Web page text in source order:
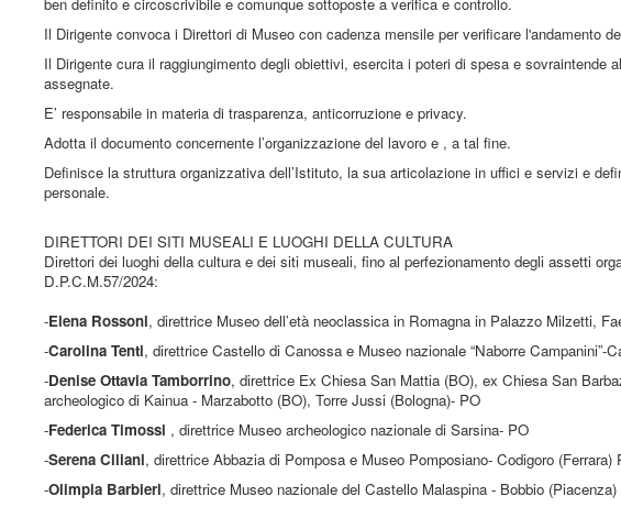
Il Dirigente convoca i Direttori di Museo con cadenza mensile per verificare l'andamento
Il Dirigente cura il raggiungimento degli obiettivi, esercita i poteri di spesa e sovraintende
assegnate.
E’ responsabile in materia di trasparenza, anticorruzione e privacy.
Adotta il documento concernente l’organizzazione del lavoro e , a tal fine.
Definisce la struttura organizzativa dell’Istituto, la sua articolazione in uffici e servizi e
personale.
DIRETTORI DEI SITI MUSEALI E LUOGHI DELLA CULTURA
Direttori dei luoghi della cultura e dei siti museali, fino al perfezionamento degli assetti
D.P.C.M.57/2024:
-Elena Rossoni, direttrice Museo dell’età neoclassica in Romagna in Palazzo Milzetti,
-Carolina Tenti, direttrice Castello di Canossa e Museo nazionale “Naborre Campanini”-
-Denise Ottavia Tamborrino, direttrice Ex Chiesa San Mattia (BO), ex Chiesa San
archeologico di Kainua - Marzabotto (BO), Torre Jussi (Bologna)- PO
-Federica Timossi , direttrice Museo archeologico nazionale di Sarsina- PO
-Serena Ciliani, direttrice Abbazia di Pomposa e Museo Pomposiano- Codigoro (Ferrara)
-Olimpia Barbieri, direttrice Museo nazionale del Castello Malaspina - Bobbio (Piacenza)